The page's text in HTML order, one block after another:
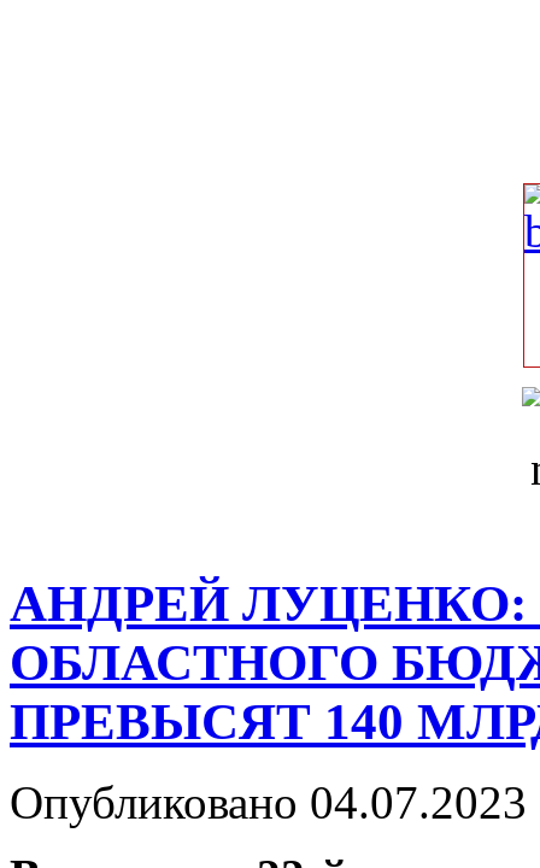
АНДРЕЙ ЛУЦЕНКО:
ОБЛАСТНОГО
ПРЕВЫСЯТ 140
Опубликовано 04.07.2023